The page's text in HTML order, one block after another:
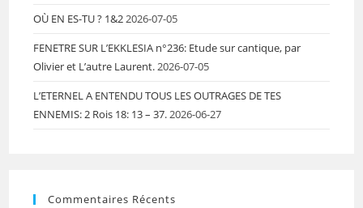
OÙ EN ES-TU ? 1&22026-07-05
FENETRE SUR L’EKKLESIA n°236: Etude sur cantique, par
Olivier et L’autre Laurent.2026-07-05
L’ETERNEL A ENTENDU TOUS LES OUTRAGES DE TES
ENNEMIS: 2 Rois 18: 13 – 37.2026-06-27
Commentaires Récents